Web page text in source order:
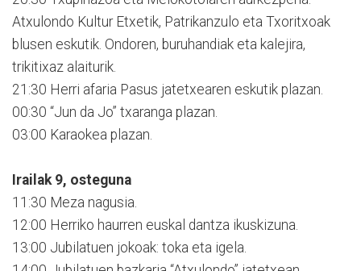
Atxulondo Kultur Etxetik, Patrikanzulo eta Txoritxoak
blusen eskutik. Ondoren, buruhandiak eta kalejira,
trikitixaz alaiturik.
21:30 Herri afaria Pasus jatetxearen eskutik plazan.
00:30 “Jun da Jo” txaranga plazan.
03:00 Karaokea plazan.
Irailak 9, osteguna
11:30 Meza nagusia.
12:00 Herriko haurren euskal dantza ikuskizuna.
13:00 Jubilatuen jokoak: toka eta igela.